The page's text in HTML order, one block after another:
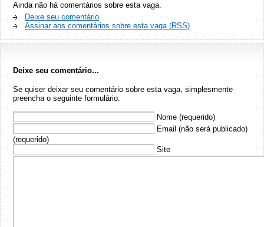
Ainda não há comentários sobre esta vaga.
Deixe seu comentário
Assinar aos comentários sobre esta vaga (RSS)
Deixe seu comentário...
Se quiser deixar seu comentário sobre esta vaga, simplesmente
preencha o seguinte formulário:
Nome (requerido)
Email (não será publicado)
(requerido)
Site